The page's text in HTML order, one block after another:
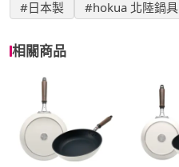
#日本製 #hokua 北陸鍋具
相關商品